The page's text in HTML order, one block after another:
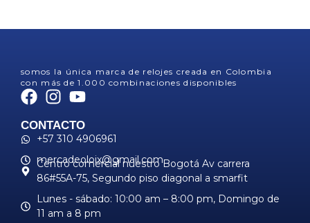
somos la única marca de relojes creada en Colombia
con más de 1.000 combinaciones disponibles
CONTACTO
+57 310 4906961
mercadeoloix@gmail.com
Centro comercial nuestro Bogotá Av carrera
86#55A-75, Segundo piso diagonal a smarfit
Lunes - sábado: 10:00 am – 8:00 pm, ​Domingo de
11 am a 8 pm